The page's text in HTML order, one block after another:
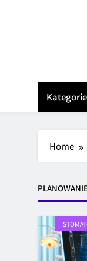
Kategorie
Home